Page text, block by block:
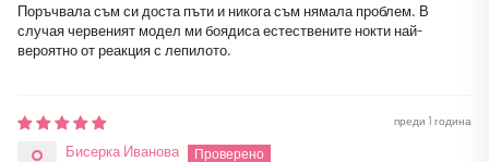
Поръчвала съм си доста пъти и никога съм нямала проблем. В
случая червеният модел ми боядиса естествените нокти най-
вероятно от реакция с лепилото.
преди 1 година
Бисерка Иванова